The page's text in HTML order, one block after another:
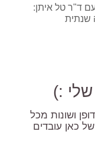
ד"ר טל איתן:
שנתית
שלי :)
ושונות מכל
כאן עובדים